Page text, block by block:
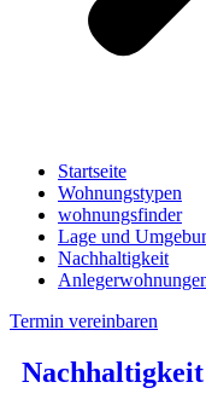
Startseite
Wohnungstypen
wohnungsfinder
Lage und
Nachhaltigkeit
Termin vereinbaren
Nachhaltigkeit